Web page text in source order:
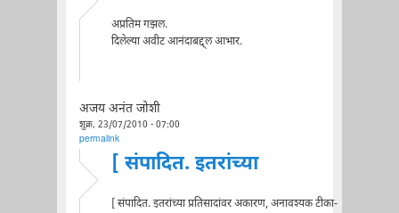
अप्रतिम गझल.
दिलेल्या अवीट आनंदाबद्द्ल आभार.
अजय अनंत जोशी
शुक्र, 23/07/2010 - 07:00
permalink
[ संपादित. इतरांच्या
[ संपादित. इतरांच्या प्रतिसादांवर अकारण, अनावश्यक टीका-